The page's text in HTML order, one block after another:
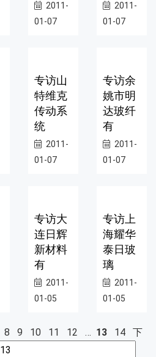
2011-
01-07
2011-
01-07
专访山
特维克
传动系
统
2011-
01-07
专访余
姚市明
达玻纤
有
2011-
01-07
专访大
连日辉
新材料
有
2011-
01-05
专访上
海耀华
泰日玻
璃
2011-
01-05
8 9 10 11 12 … 13 14
下